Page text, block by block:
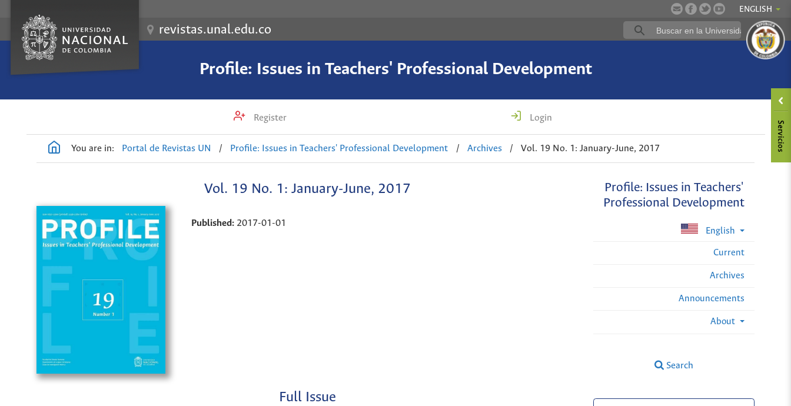
ENGLISH
revistas.unal.edu.co
Profile: Issues in Teachers' Professional Development
Register Login
You are in: Portal de Revistas UN / Profile: Issues in Teachers' Professional Development / Archives / Vol. 19 No. 1: January-June, 2017
Profile: Issues in Teachers'
Professional Development
English
Current
Archives
Announcements
About
Search
Vol. 19 No. 1: January-June, 2017
Published: 2017-01-01
Full Issue